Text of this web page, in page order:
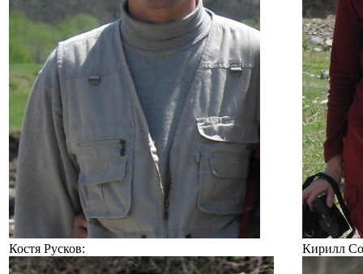
Костя Русков: Кирилл